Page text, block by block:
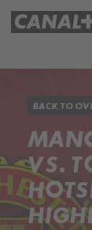
BACK TO
VS.